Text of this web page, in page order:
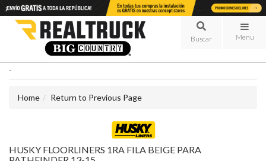
Menu
-
Home Return to Previous Page
HUSKY FLOORLINERS 1RA FILA BEIGE PARA